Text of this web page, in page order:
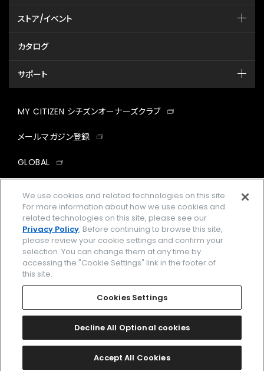
ストア/イベント
カタログ
サポート
MY CITIZEN シチズンオーナーズクラブ
メールマガジン登録
GLOBAL
facebookinstagramtwitter
企業情報 ご利用規約
プライバシーポリシー Cookies Settings
Amazon PayはAmazon.com, Inc.またはその関連会社の商標です。
2026 CITIZEN WATCH CO., LTD.
We use cookies and related technologies on this site.
For more information about how we use cookies and
related technologies on this site, please see our
Privacy Policy. Before continuing to browse this site,
please review your cookie settings and confirm your
selection. You can change them at any time by
accessing the "Cookie Settings" link in the footer of
this site.
Cookies Settings
Decline All Optional cookies
Accept All Cookies